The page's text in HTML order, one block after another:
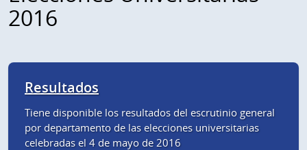
2016
Resultados
Tiene disponible los resultados del escrutinio general
por departamento de las elecciones universitarias
celebradas el 4 de mayo de 2016